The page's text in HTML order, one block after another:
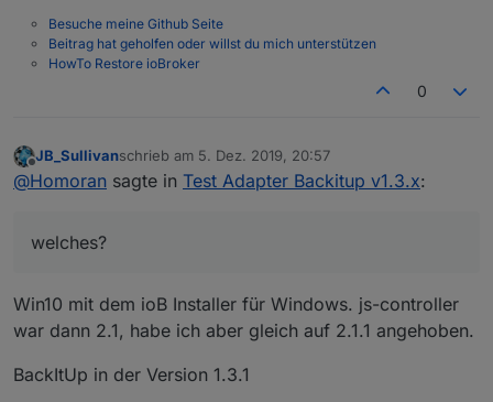
worden)
Besuche meine Github Seite
Beitrag hat geholfen oder willst du mich unterstützen
HowTo Restore ioBroker
0
Offline
JB_Sullivanschrieb am 5. Dez. 2019, 20:57
zuletzt editiert von
@Homoran sagte in Test Adapter Backitup v1.3.x:
welches?
Win10 mit dem ioB Installer für Windows. js-controller
war dann 2.1, habe ich aber gleich auf 2.1.1 angehoben.
BackItUp in der Version 1.3.1